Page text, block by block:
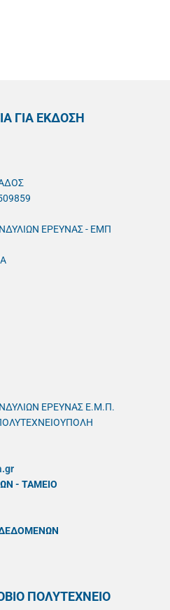
ΓΙΑ ΕΚΔΟΣΗ
ΕΡΕΥΝΑΣ - ΕΜΠ
ΕΡΕΥΝΑΣ Ε.Μ.Π.
- ΤΑΜΕΙΟ
ΠΟΛΥΤΕΧΝΕΙΟ